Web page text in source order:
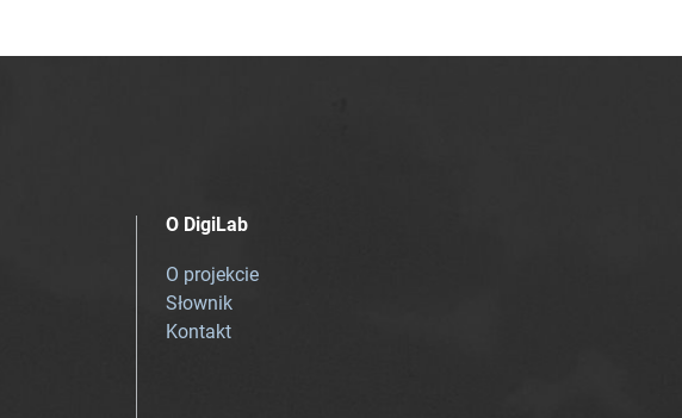
O DigiLab
O projekcie
Słownik
Kontakt